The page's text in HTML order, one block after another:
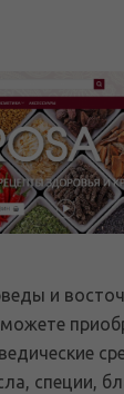
и
специи,